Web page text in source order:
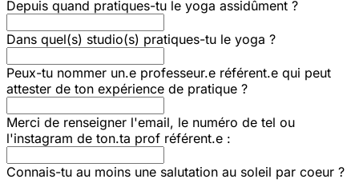
Depuis quand pratiques-tu le yoga assidûment ?
Dans quel(s) studio(s) pratiques-tu le yoga ?
Peux-tu nommer un.e professeur.e référent.e qui peut
attester de ton expérience de pratique ?
Merci de renseigner l'email, le numéro de tel ou
l'instagram de ton.ta prof référent.e :
Connais-tu au moins une salutation au soleil par coeur ?